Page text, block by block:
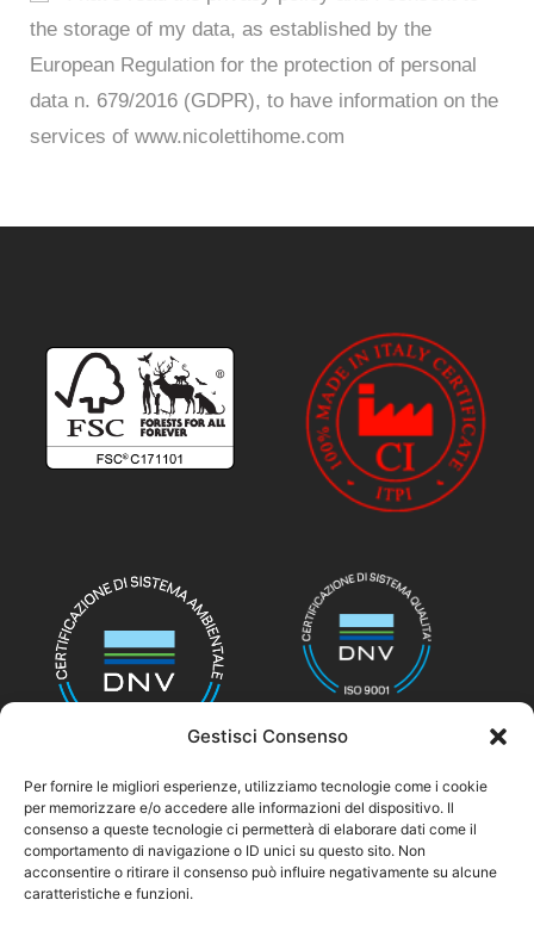
Gestisci Consenso
Per fornire le migliori esperienze, utilizziamo tecnologie come i cookie
per memorizzare e/o accedere alle informazioni del dispositivo. Il
consenso a queste tecnologie ci permetterà di elaborare dati come il
comportamento di navigazione o ID unici su questo sito. Non
acconsentire o ritirare il consenso può influire negativamente su alcune
caratteristiche e funzioni.
the storage of my data, as established by the
European Regulation for the protection of personal
data n. 679/2016 (GDPR), to have information on the
services of www.nicolettihome.com
© nicolettihome.com – P.IVA IT01171030776